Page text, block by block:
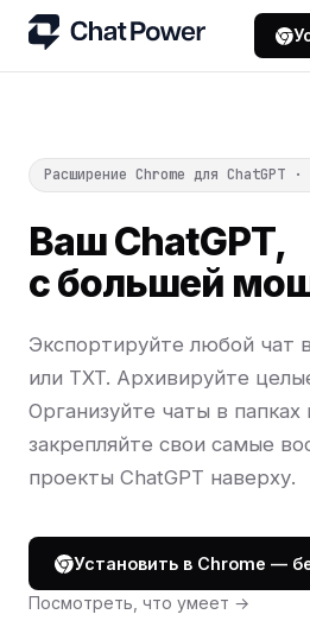
Расширение Chrome для ChatGPT
Ваш ChatGPT,
с большей
Экспортируйте любой чат
или TXT. Архивируйте
Организуйте чаты в папках
закрепляйте свои самые
проекты ChatGPT наверху.
Установить в Chrome —
Посмотреть, что умеет →